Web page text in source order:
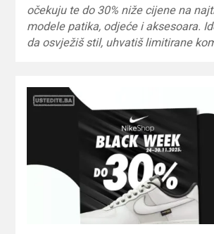
očekuju te do 30% niže cijene na
modele patika, odjeće i aksesoara.
da osvježiš stil, uhvatiš limitirane